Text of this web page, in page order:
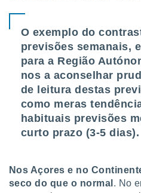
O exemplo do
previsões semanais,
para a Região
nos a aconselhar
de leitura destas
como meras
habituais previsões
curto prazo (3-5 dias).
Nos Açores e no
seco do que o normal . No